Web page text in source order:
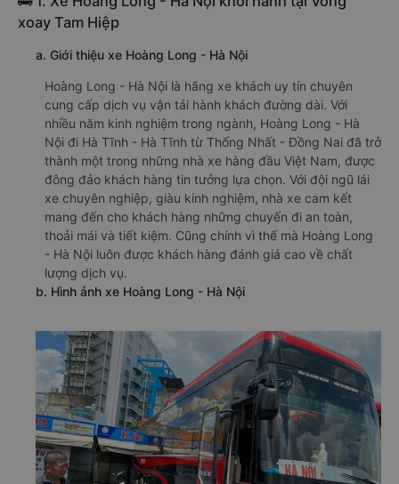
xoay Tam Hiệp
a. Giới thiệu xe Hoàng Long - Hà Nội
Hoàng Long - Hà Nội là hãng xe khách uy tín chuyên
cung cấp dịch vụ vận tải hành khách đường dài. Với
nhiều năm kinh nghiệm trong ngành, Hoàng Long - Hà
Nội đi Hà Tĩnh - Hà Tĩnh từ Thống Nhất - Đồng Nai đã trở
thành một trong những nhà xe hàng đầu Việt Nam, được
đông đảo khách hàng tin tưởng lựa chọn. Với đội ngũ lái
xe chuyên nghiệp, giàu kinh nghiệm, nhà xe cam kết
mang đến cho khách hàng những chuyến đi an toàn,
thoải mái và tiết kiệm. Cũng chính vì thế mà Hoàng Long
- Hà Nội luôn được khách hàng đánh giá cao về chất
lượng dịch vụ.
b. Hình ảnh xe Hoàng Long - Hà Nội